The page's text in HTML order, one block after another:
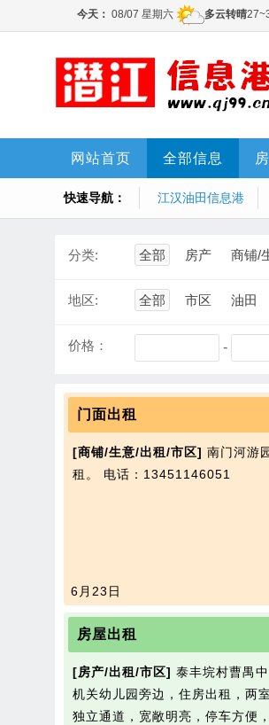
网站首页 全部信息
快速导航： 江汉油田信息港
分类: 全部 房产 商铺/
地区: 全部 市区 油田
价格： -
门面出租
[商铺/生意/出租/市区] 南门河游
租。 电话：13451146051
6月23日
房屋出租
[房产/出租/市区] 泰丰垸村曹禺
机关幼儿园旁边，住房出租，两
独立通道，宽敞明亮，停车方便